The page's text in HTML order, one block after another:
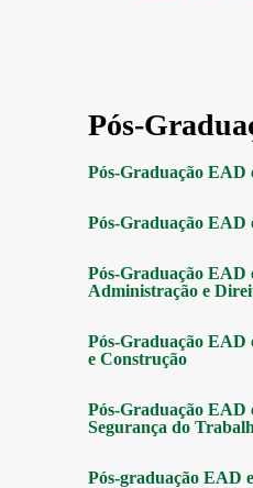
Pós-
Pós-Graduação EAD
Pós-Graduação EAD
Pós-Graduação EAD
Administração e
Pós-Graduação EAD
e Construção
Pós-Graduação EAD
Segurança do
Pós-graduação EAD